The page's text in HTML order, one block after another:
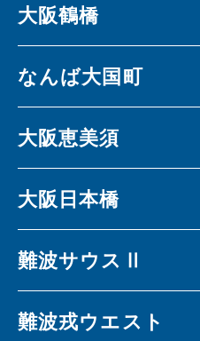
大阪鶴橋
なんば大国町
大阪恵美須
大阪日本橋
難波サウスⅡ
難波戎ウエスト